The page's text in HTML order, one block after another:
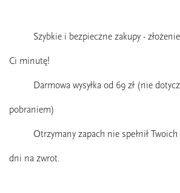
Szybkie i bezpieczne zakupy -
Ci minutę!
Darmowa wysyłka od 69 zł (nie
pobraniem)
Otrzymany zapach nie spełnił
dni na zwrot.